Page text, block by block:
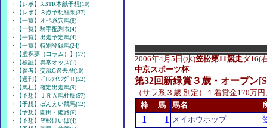
・
【レポ】KBTR本紙予想(10)
・
【レポ】３点予想結果(37)
・
【一覧】オペ系穴馬(8)
・
【一覧】騎手配列表(4)
・
【一覧】出走予定馬(4)
・
【一覧】特別登録馬(24)
・
【虚裸夢（コラム）】(17)
・
【検証】異常オッズ(1)
・
【参考】交流G過去歴(10)
・
【週刊】ﾌﾟﾛﾌｧｲﾘﾝｸﾞＲ(52)
・
【馬柱】確定出走馬(9)
・
【予想】ＪＲＡ馬柱版(57)
・
【予想】ばんえい競馬(12)
・
【予想】園田・姫路(6)
・
【予想】笠松けいば(4)
2006年4月5日(水)笠松第11競走ダ16(
中京スポーツ杯
第32回新緑賞３歳・オープン
（サラ系３歳 別定）１着賞金170万
枠
馬 馬名
1 1 メイホウホップ